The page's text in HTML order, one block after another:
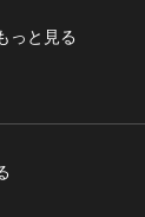
っと見る